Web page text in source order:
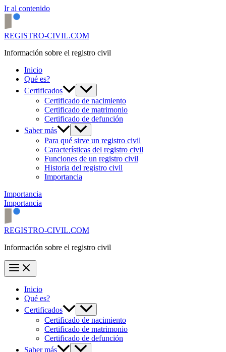
Ir al contenido
REGISTRO-CIVIL.COM
Información sobre el registro civil
Inicio
Qué es?
Certificados
Certificado de nacimiento
Certificado de matrimonio
Certificado de defunción
Saber más
Para qué sirve un registro civil
Características del registro civil
Funciones de un registro civil
Historia del registro civil
Importancia
Importancia
Importancia
REGISTRO-CIVIL.COM
Información sobre el registro civil
Inicio
Qué es?
Certificados
Certificado de nacimiento
Certificado de matrimonio
Certificado de defunción
Saber más